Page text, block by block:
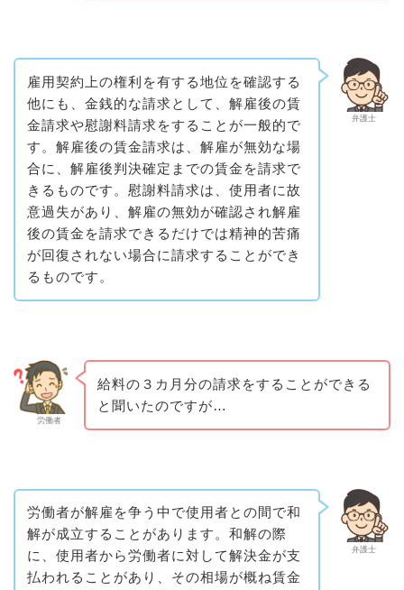
弁護士
雇用契約上の権利を有する地位を確認する
他にも、金銭的な請求として、解雇後の賃
金請求や慰謝料請求をすることが一般的で
す。解雇後の賃金請求は、解雇が無効な場
合に、解雇後判決確定までの賃金を請求で
きるものです。慰謝料請求は、使用者に故
意過失があり、解雇の無効が確認され解雇
後の賃金を請求できるだけでは精神的苦痛
が回復されない場合に請求することができ
るものです。
労働者
給料の３カ月分の請求をすることができる
と聞いたのですが…
弁護士
労働者が解雇を争う中で使用者との間で和
解が成立することがあります。和解の際
に、使用者から労働者に対して解決金が支
払われることがあり、その相場が概ね賃金